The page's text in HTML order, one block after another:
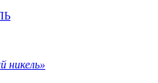
никель»